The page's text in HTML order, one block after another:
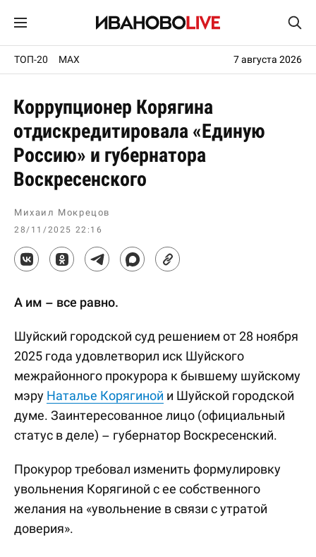
ТОП-20 MAX 7 августа 2026
Коррупционер Корягина
отдискредитировала «Единую
Россию» и губернатора
Воскресенского
Михаил Мокрецов
28/11/2025 22:16
А им – все равно.
Шуйский городской суд решением от 28 ноября
2025 года удовлетворил иск Шуйского
межрайонного прокурора к бывшему шуйскому
мэру Наталье Корягиной и Шуйской городской
думе. Заинтересованное лицо (официальный
статус в деле) – губернатор Воскресенский.
Прокурор требовал изменить формулировку
увольнения Корягиной с ее собственного
желания на «увольнение в связи с утратой
доверия».